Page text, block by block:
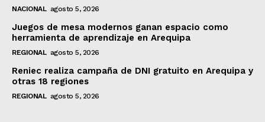
NACIONAL agosto 5, 2026
Juegos de mesa modernos ganan espacio como
herramienta de aprendizaje en Arequipa
REGIONAL agosto 5, 2026
Reniec realiza campaña de DNI gratuito en Arequipa y
otras 18 regiones
REGIONAL agosto 5, 2026